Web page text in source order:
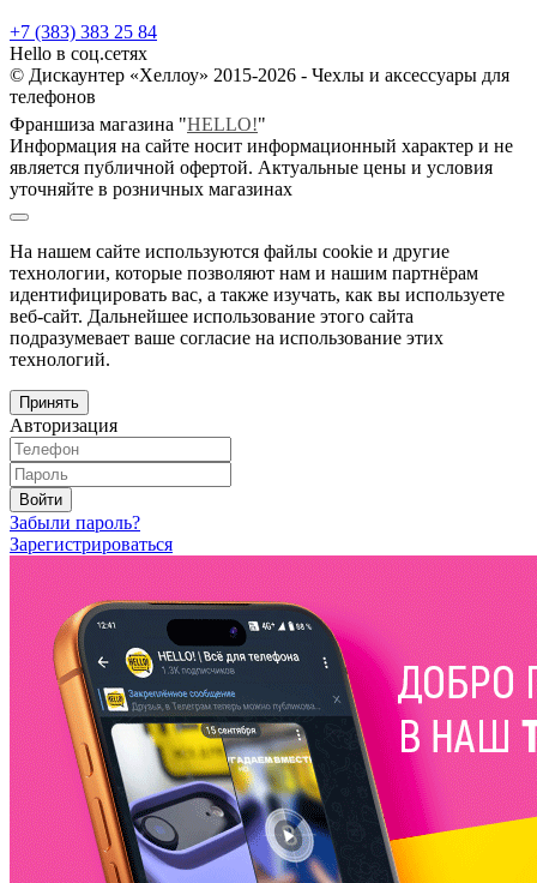
+7 (383) 383 25 84
Hello в соц.сетях
© Дискаунтер «Хеллоу» 2015-2026 - Чехлы и аксессуары для
телефонов
Франшиза магазина "HELLO!"
Информация на сайте носит информационный характер и не
является публичной офертой. Актуальные цены и условия
уточняйте в розничных магазинах
На нашем сайте используются файлы cookie и другие
технологии, которые позволяют нам и нашим партнёрам
идентифицировать вас, а также изучать, как вы используете
веб-сайт. Дальнейшее использование этого сайта
подразумевает ваше согласие на использование этих
технологий.
Принять
Авторизация
Войти
Забыли пароль?
Зарегистрироваться